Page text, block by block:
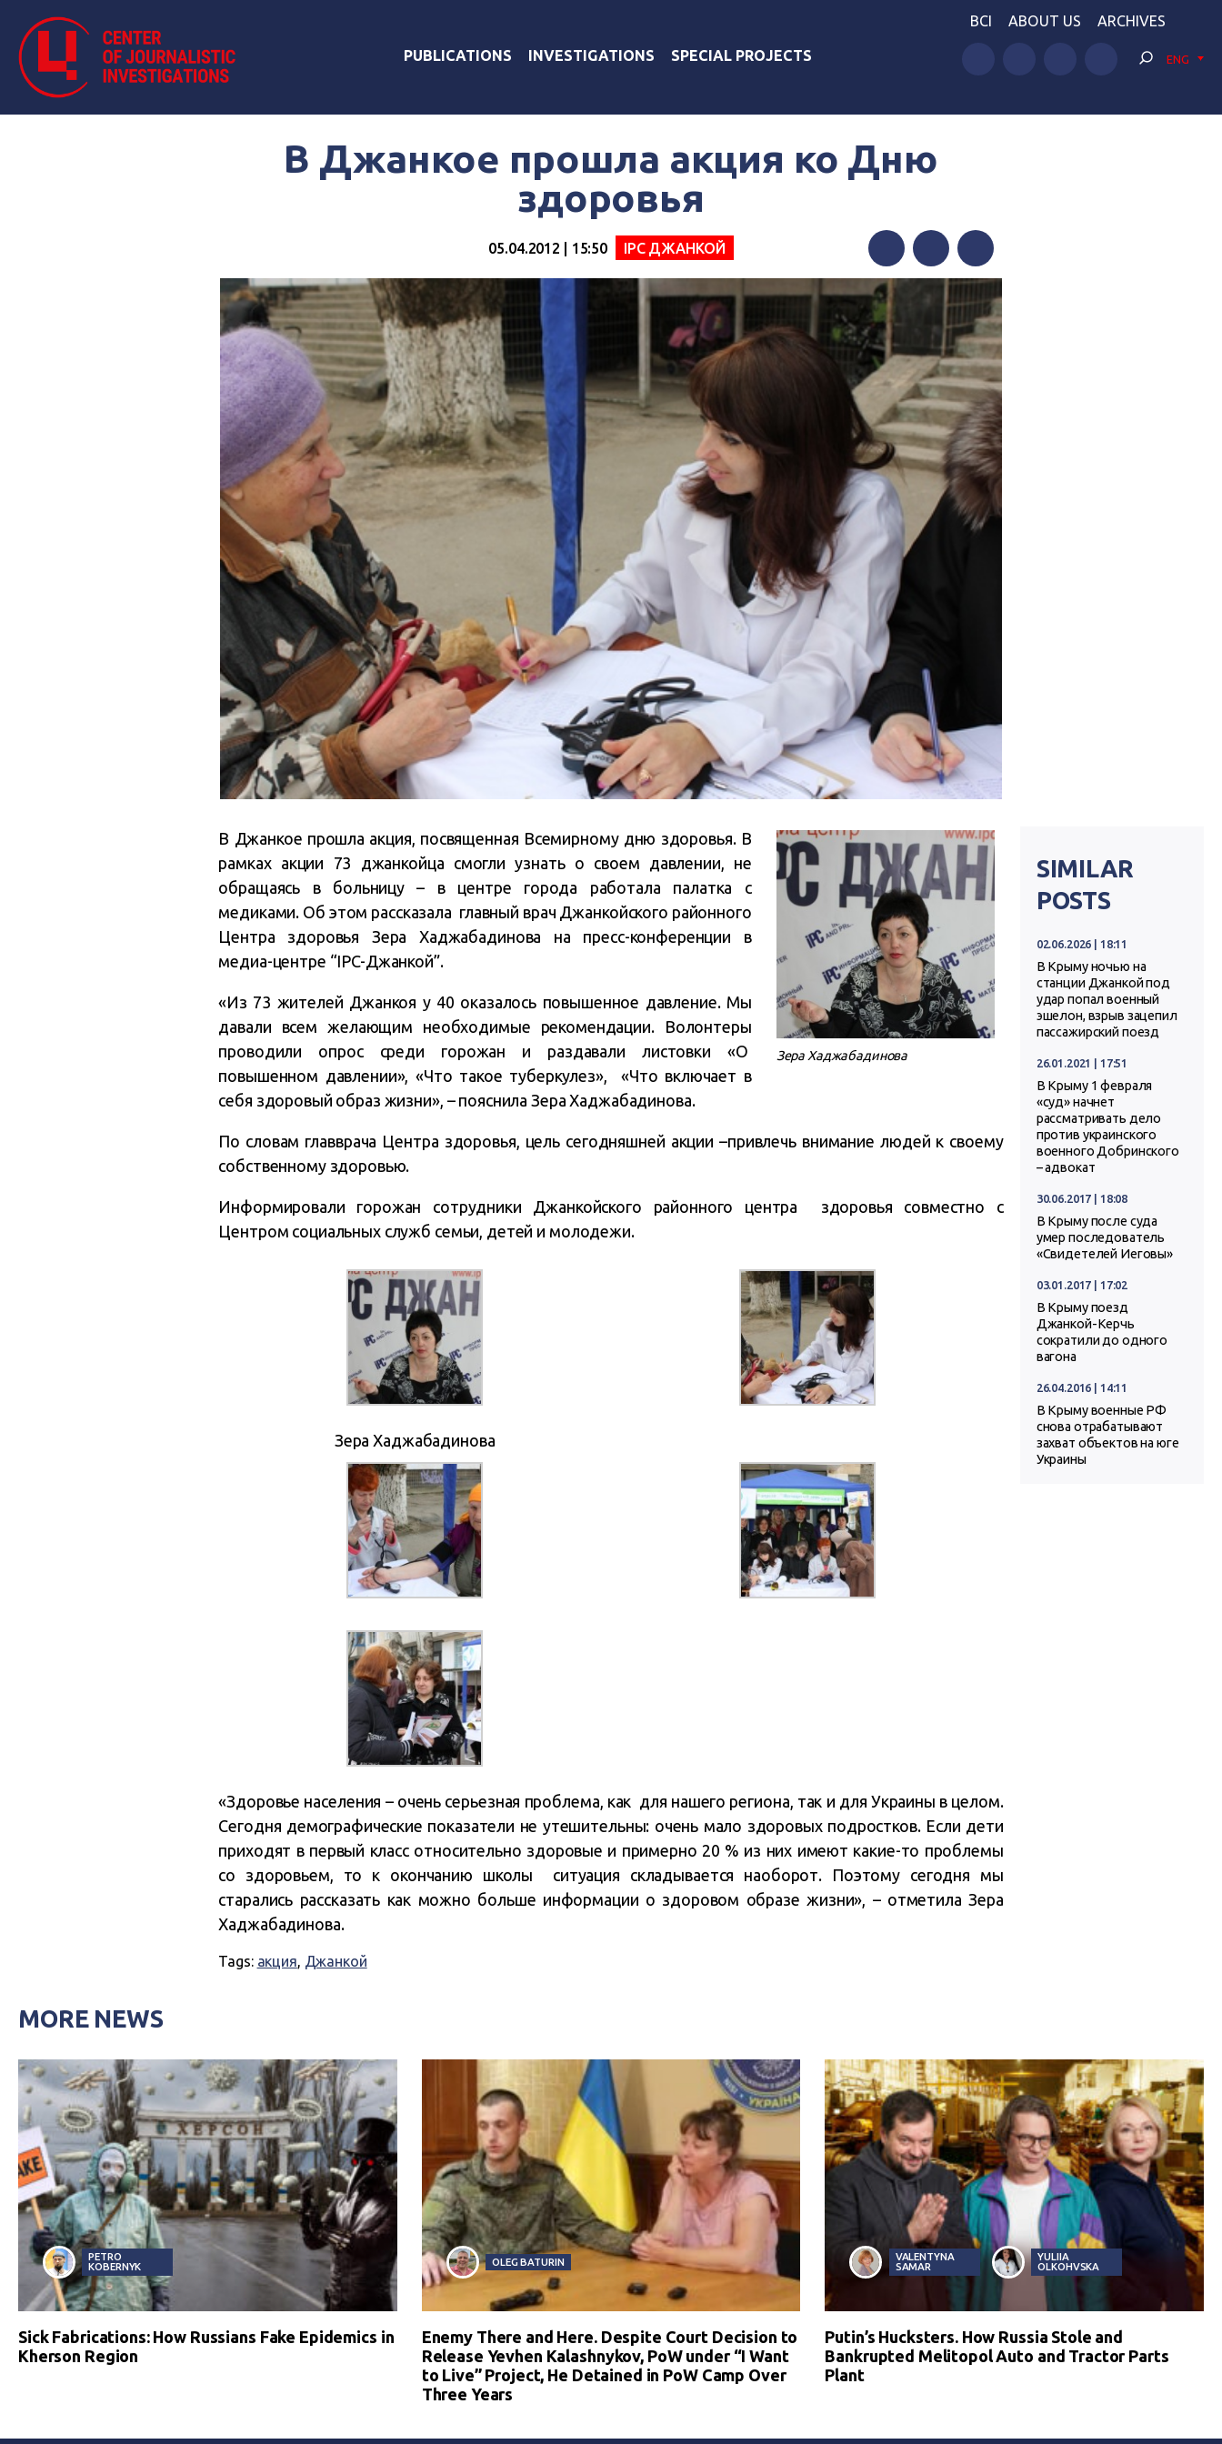
PUBLICATIONS INVESTIGATIONS SPECIAL PROJECTS
BCI ABOUT US ARCHIVES
ENG
В Джанкое прошла акция ко Дню
здоровья
05.04.2012 | 15:50 IPC ДЖАНКОЙ
FacebookTwitterTelegram
Зера Хаджабадинова
В Джанкое прошла акция, посвященная Всемирному дню здоровья. В
рамках акции 73 джанкойца смогли узнать о своем давлении, не
обращаясь в больницу – в центре города работала палатка с
медиками. Об этом рассказала главный врач Джанкойского районного
Центра здоровья Зера Хаджабадинова на пресс-конференции в
медиа-центре “IPC-Джанкой”.
«Из 73 жителей Джанкоя у 40 оказалось повышенное давление. Мы
давали всем желающим необходимые рекомендации. Волонтеры
проводили опрос среди горожан и раздавали листовки «О
повышенном давлении», «Что такое туберкулез», «Что включает в
себя здоровый образ жизни», – пояснила Зера Хаджабадинова.
По словам главврача Центра здоровья, цель сегодняшней акции –привлечь внимание людей к своему
собственному здоровью.
Информировали горожан сотрудники Джанкойского районного центра здоровья совместно с
Центром социальных служб семьи, детей и молодежи.
Зера Хаджабадинова
«Здоровье населения – очень серьезная проблема, как для нашего региона, так и для Украины в целом.
Сегодня демографические показатели не утешительны: очень мало здоровых подростков. Если дети
приходят в первый класс относительно здоровые и примерно 20 % из них имеют какие-то проблемы
со здоровьем, то к окончанию школы ситуация складывается наоборот. Поэтому сегодня мы
старались рассказать как можно больше информации о здоровом образе жизни», – отметила Зера
Хаджабадинова.
Tags: акция, Джанкой
SIMILAR
POSTS
02.06.2026 | 18:11
В Крыму ночью на
станции Джанкой под
удар попал военный
эшелон, взрыв зацепил
пассажирский поезд
26.01.2021 | 17:51
В Крыму 1 февраля
«суд» начнет
рассматривать дело
против украинского
военного Добринского
– адвокат
30.06.2017 | 18:08
В Крыму после суда
умер последователь
«Свидетелей Иеговы»
03.01.2017 | 17:02
В Крыму поезд
Джанкой-Керчь
сократили до одного
вагона
26.04.2016 | 14:11
В Крыму военные РФ
снова отрабатывают
захват объектов на юге
Украины
MORE NEWS
PETRO
KOBERNYK
Sick Fabrications: How Russians Fake Epidemics in
Kherson Region
OLEG BATURIN
Enemy There and Here. Despite Court Decision to
Release Yevhen Kalashnykov, PoW under “I Want
to Live” Project, He Detained in PoW Camp Over
Three Years
VALENTYNA
SAMAR
YULIIA
OLKOHVSKA
Putin’s Hucksters. How Russia Stole and
Bankrupted Melitopol Auto and Tractor Parts
Plant